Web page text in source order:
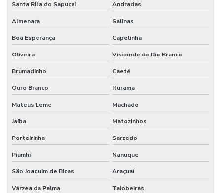
Santa Rita do Sapucaí Andradas
Almenara Salinas
Boa Esperança Capelinha
Oliveira Visconde do Rio Branco
Brumadinho Caeté
Ouro Branco Iturama
Mateus Leme Machado
Jaíba Matozinhos
Porteirinha Sarzedo
Piumhi Nanuque
São Joaquim de Bicas Araçuaí
Várzea da Palma Taiobeiras